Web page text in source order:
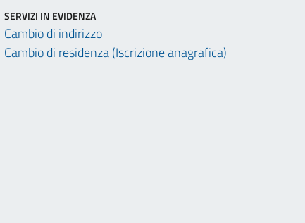
SERVIZI IN EVIDENZA
Cambio di indirizzo
Cambio di residenza (Iscrizione anagrafica)